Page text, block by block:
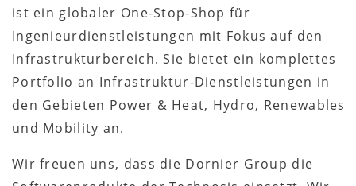
ist ein globaler One-Stop-Shop für
Ingenieurdienstleistungen mit Fokus auf den
Infrastrukturbereich. Sie bietet ein komplettes
Portfolio an Infrastruktur-Dienstleistungen in
den Gebieten Power & Heat, Hydro, Renewables
und Mobility an.
Wir freuen uns, dass die Dornier Group die